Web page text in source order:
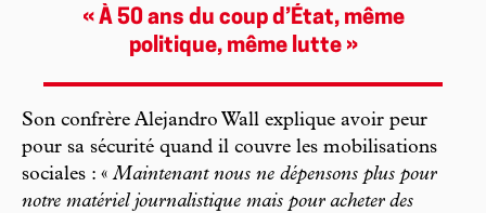
« À 50 ans du coup d’État, même
politique, même lutte »
Son confrère Alejandro Wall explique avoir peur
pour sa sécurité quand il couvre les mobilisations
sociales : «Maintenant nous ne dépensons plus pour
notre matériel journalistique mais pour acheter des